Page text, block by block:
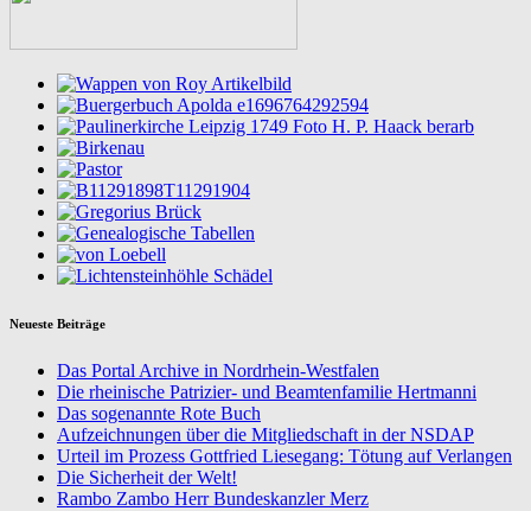
Neueste Beiträge
Das Portal Archive in Nordrhein-Westfalen
Die rheinische Patrizier- und Beamtenfamilie Hertmanni
Das sogenannte Rote Buch
Aufzeichnungen über die Mitgliedschaft in der NSDAP
Urteil im Prozess Gottfried Liesegang: Tötung auf Verlangen
Die Sicherheit der Welt!
Rambo Zambo Herr Bundeskanzler Merz